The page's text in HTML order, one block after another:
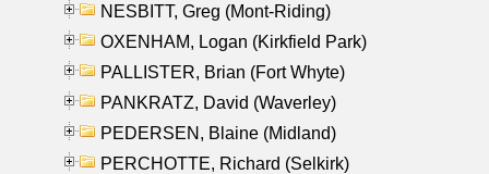
NESBITT, Greg (Mont-Riding)
OXENHAM, Logan (Kirkfield Park)
PALLISTER, Brian (Fort Whyte)
PANKRATZ, David (Waverley)
PEDERSEN, Blaine (Midland)
PERCHOTTE, Richard (Selkirk)